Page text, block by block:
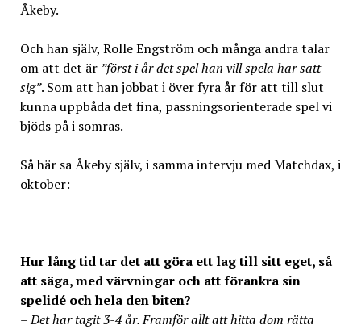
Åkeby.
Och han själv, Rolle Engström och många andra talar
om att det är ”först i år det spel han vill spela har satt
sig”. Som att han jobbat i över fyra år för att till slut
kunna uppbåda det fina, passningsorienterade spel vi
bjöds på i somras.
Så här sa Åkeby själv, i samma intervju med Matchdax, i
oktober:
Hur lång tid tar det att göra ett lag till sitt eget, så
att säga, med värvningar och att förankra sin
spelidé och hela den biten?
– Det har tagit 3-4 år. Framför allt att hitta dom rätta